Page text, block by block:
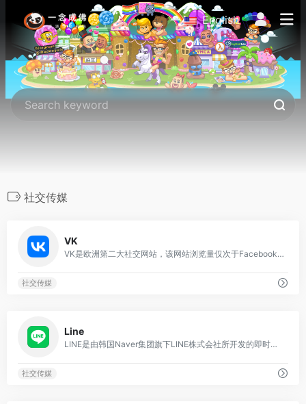
English
.
社交传媒
VK
VK是欧洲第二大社交网站，该网站浏览量仅次于Facebook后。网站里拥有几种语言选项，在世界各地讲俄语的用户特别受欢迎，尤其是在：俄罗斯、乌克兰、阿塞拜疆、哈萨克斯坦、摩尔多瓦、白俄罗斯、以色列。像其他的社交网络那样，该网站允许用户留言，联系方式公开或私密，创建组，公共页面和活动，分享和标记图像，音频和视频和基于浏览器的游戏。截止2014年1月，VK至少拥有2.39亿用户。它是俄罗斯访问量第二大的网站，仅次于Yandex。根据eBizMBA排名数据，它是世界第八大最流行的社交网站。
社交传媒
Line
LINE是由韩国Naver集团旗下LINE株式会社所开发的即时通信工具，在日韩和东南亚市场广受好评。美国华人群体里也有不小的用户量，不过在欧美用户群就稍显小众。Line在开通数据流量或连接wifi条件下，可随时随地免费享受高品质通话，而且在视频通话期间，还能使用特效和滤镜获得更多乐趣。值得一提的是，Line的“聊天表情贴图”有超过250种，你可以使用自带的贴图，表情符号，发送更加可爱的消息，让Line成为一个心情传达的工具。
社交传媒